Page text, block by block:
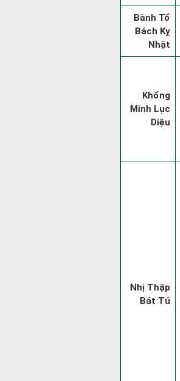
Bành Tổ
Bách Kỵ
Nhật
Khổng
Minh Lục
Diệu
Nhị Thập
Bát Tú